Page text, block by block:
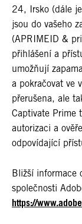
24, Irsko (dále
jsou do vašeho
(APRIMEID &
přihlášení a
umožňují
a pokračovat ve
přerušena, ale
Captivate Prime
autorizaci a
odpovídající
Bližší informace
společnosti
https://